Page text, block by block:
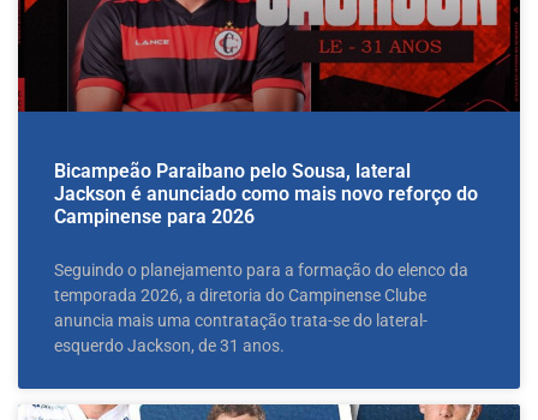
Bicampeão Paraibano pelo Sousa, lateral
Jackson é anunciado como mais novo reforço do
Campinense para 2026
Seguindo o planejamento para a formação do elenco da
temporada 2026, a diretoria do Campinense Clube
anuncia mais uma contratação trata-se do lateral-
esquerdo Jackson, de 31 anos.